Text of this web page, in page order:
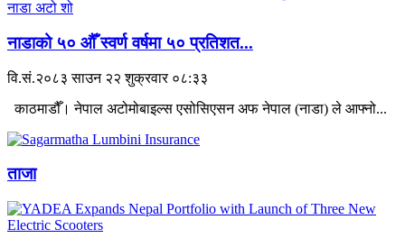
नाडाको ५० औँ स्वर्ण वर्षमा ५० प्रतिशत...
वि.सं.२०८३ साउन २२ शुक्रवार ०८:३३
काठमाडौँ। नेपाल अटोमोबाइल्स एसोसिएसन अफ नेपाल (नाडा) ले आफ्नो...
ताजा